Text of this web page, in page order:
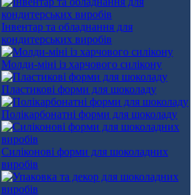
Інвентар та обладнання для
кондитерських виробів
Молди-міні із харчового силікону
Пластикові форми для шоколаду
Полікарбонатні форми для шоколаду
Силіконові форми для шоколадних
виробів